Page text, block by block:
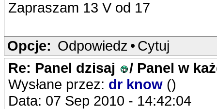
Zapraszam 13 V od 17
Opcje: Odpowiedz • Cytuj
Re: Panel dzisaj
/ Panel w
Wysłane przez: dr know ()
Data: 07 Sep 2010 - 14:42:04